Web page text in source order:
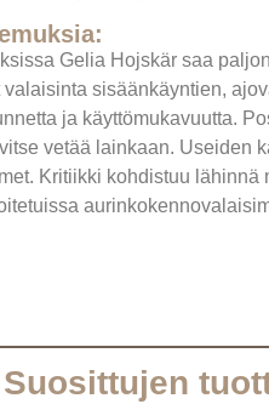
Gelia Hojskär saa
valaisinta sisäänkäyntien,
ja käyttömukavuutta.
vetää lainkaan. Useiden
Kritiikki kohdistuu
Suosittujen